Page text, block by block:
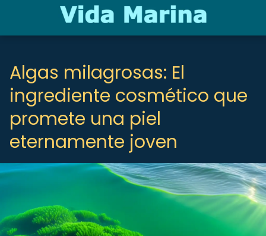
Algas milagrosas: El
ingrediente cosmético que
promete una piel
eternamente joven